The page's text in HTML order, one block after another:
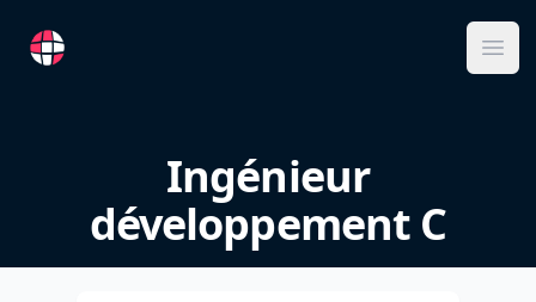
RemoteFR
Ingénieur
développement C